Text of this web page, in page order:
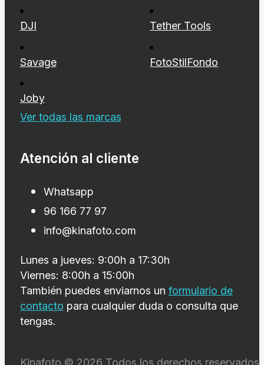
DJI Tether Tools
Savage FotoStilFondo
Joby
Ver todas las marcas
Atención al cliente
Whatsapp
96 166 77 97
info@kinafoto.com
Lunes a jueves: 9:00h a 17:30h
Viernes: 8:00h a 15:00h
También puedes enviarnos un formulario de
contacto para cualquier duda o consulta que
tengas.